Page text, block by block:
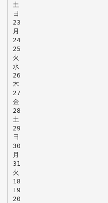
土
日
23
月
24
25
火
水
26
木
27
金
28
土
29
日
30
月
31
火
18
19
20